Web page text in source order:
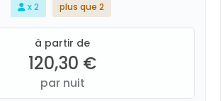
x 2 plus que 2
à partir de
120,30 €
par nuit